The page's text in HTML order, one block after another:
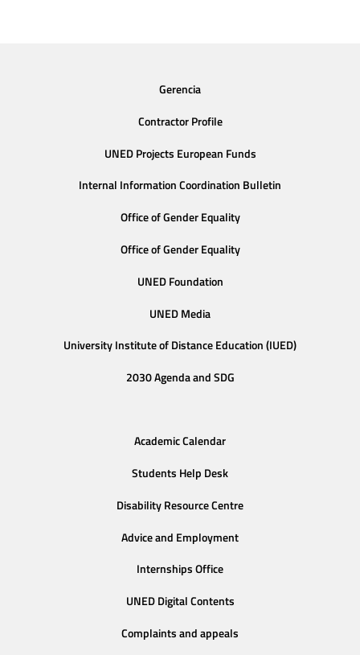
Gerencia
Contractor Profile
UNED Projects European Funds
Internal Information Coordination Bulletin
Office of Gender Equality
Office of Gender Equality
UNED Foundation
UNED Media
University Institute of Distance Education (IUED)
2030 Agenda and SDG
Academic Calendar
Students Help Desk
Disability Resource Centre
Advice and Employment
Internships Office
UNED Digital Contents
Complaints and appeals